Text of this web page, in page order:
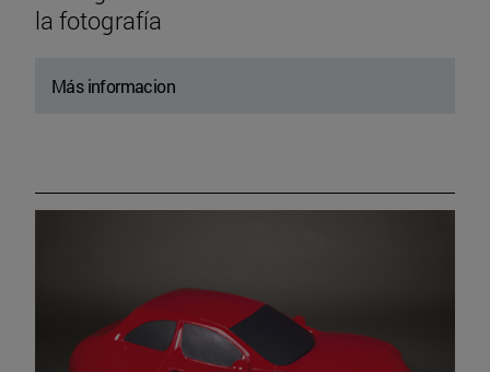
la fotografía
Más informacion